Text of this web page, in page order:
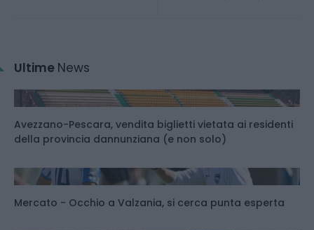
Ultime News
Avezzano-Pescara, vendita biglietti vietata ai residenti
della provincia dannunziana (e non solo)
Mercato - Occhio a Valzania, si cerca punta esperta